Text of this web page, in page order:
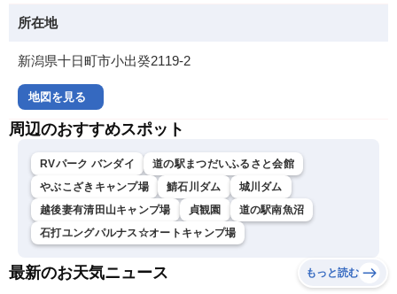
所在地
新潟県十日町市小出癸2119-2
地図を見る
周辺のおすすめスポット
RVパーク バンダイ
道の駅まつだいふるさと会館
やぶこざきキャンプ場
鯖石川ダム
城川ダム
越後妻有清田山キャンプ場
貞観園
道の駅南魚沼
石打ユングパルナス☆オートキャンプ場
最新のお天気ニュース もっと読む